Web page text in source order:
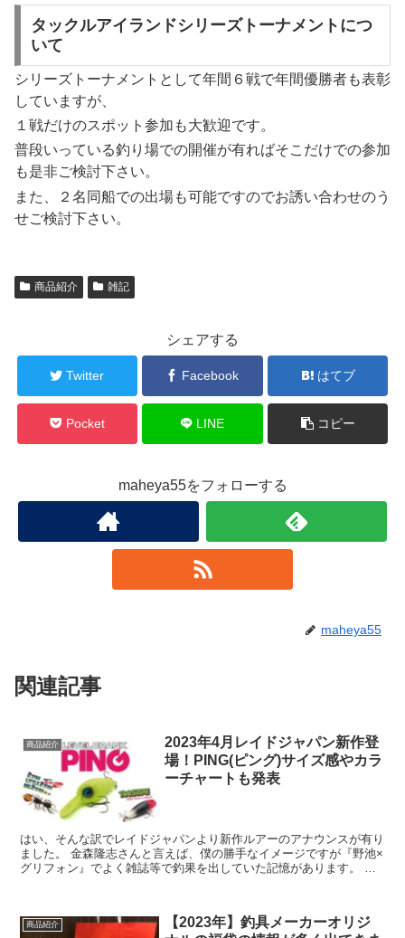
タックルアイランドシリーズトーナメントにつ
いて
シリーズトーナメントとして年間６戦で年間優勝者も表彰
していますが、
１戦だけのスポット参加も大歓迎です。
普段いっている釣り場での開催が有ればそこだけでの参加
も是非ご検討下さい。
また、２名同船での出場も可能ですのでお誘い合わせのう
せご検討下さい。
商品紹介 雑記
シェアする
Twitter Facebook はてブ
Pocket LINE コピー
maheya55をフォローする
maheya55
関連記事
商品紹介
2023年4月レイドジャパン新作登
場！PING(ピング)サイズ感やカラ
ーチャートも発表
はい、そんな訳でレイドジャパンより新作ルアーのアナウンスが有り
ました。 金森隆志さんと言えば、僕の勝手なイメージですが『野池×
グリフォン』でよく雑誌等で釣果を出していた記憶があります。 越
商品紹介
【2023年】釣具メーカーオリジ